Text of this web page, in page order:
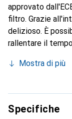
approvato
filtro. Grazie
delizioso. È
rallentare il
Moccamaster
Mostra di più
Specifiche